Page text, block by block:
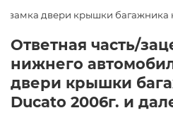
замка двери крышки багажника
Ответная часть/
нижнего
двери крышки
Ducato 2006г. и